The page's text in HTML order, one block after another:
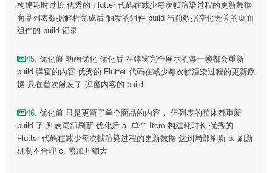
构建耗时过⻓ 优秀的 Flutter 代码在减少每次帧渲染过程的更新数据
商品列表数据解析完成后 触发的组件 build 当前数据变化无关的页面
组件的 build 记录
45. 优化前 动画优化 优化后 在弹窗完全展示的每一帧都会重新
build 弹窗的内容 优秀的 Flutter 代码在减少每次帧渲染过程的更新数
据 只在首次触发了 弹窗内容的 build
46. 优化前 只是更新了单个商品的内容， 但列表的整体都重新
build 了 列表局部刷新 优化后 a. 单个 Item 构建耗时长 优秀的
Flutter 代码在减少每次帧渲染过程的更新数据 达到局部刷新 b. 刷新
机制不合理 c. 累加开销大